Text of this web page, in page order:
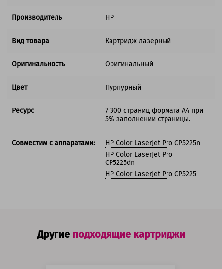
Производитель HP
Вид товара Картридж лазерный
Оригинальность Оригинальный
Цвет Пурпурный
Ресурс
7 300 страниц формата А4 при
5% заполнении страницы.
Совместим с аппаратами:
HP Color LaserJet Pro CP5225n
HP Color LaserJet Pro
CP5225dn
HP Color LaserJet Pro CP5225
Другие подходящие картриджи